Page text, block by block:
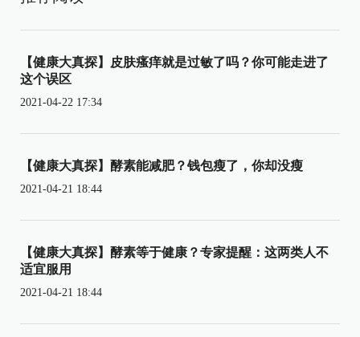
【健康大真探】皮肤瘙痒就是过敏了吗？你可能走进了
这个误区
2021-04-22 17:34
【健康大真探】酵素能减肥？钱包瘦了，你却没瘦
2021-04-21 18:44
【健康大真探】酵素等于健康？专家提醒：这两类人不
适宜服用
2021-04-21 18:44